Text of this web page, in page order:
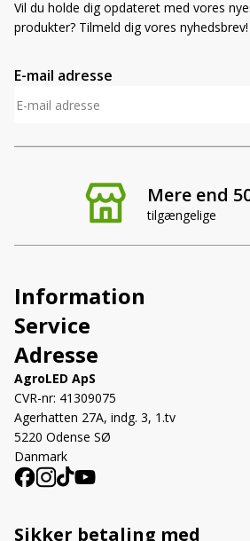
Mere end
tilgængelige
Vil du holde dig opdateret med vores
produkter? Tilmeld dig vores nyhedsbrev!
E-mail adresse
Information
Service
Adresse
AgroLED ApS
CVR-nr: 41309075
Agerhatten 27A, indg. 3, 1.tv
5220 Odense SØ
Danmark
Sikker betaling med